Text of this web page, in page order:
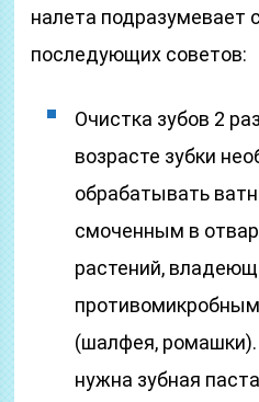
налета подразумевает
последующих советов:
Очистка зубов 2
возрасте зубки
обрабатывать
смоченным в
растений,
(шалфея,
нужна зубная